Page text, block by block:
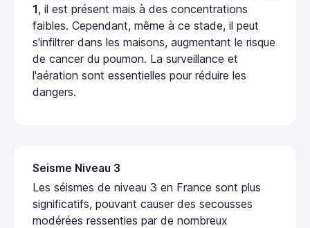
1, il est présent mais à des concentrations
faibles. Cependant, même à ce stade, il peut
s'infiltrer dans les maisons, augmentant le risque
de cancer du poumon. La surveillance et
l'aération sont essentielles pour réduire les
dangers.
Seisme Niveau 3
Les séismes de niveau 3 en France sont plus
significatifs, pouvant causer des secousses
modérées ressenties par de nombreux